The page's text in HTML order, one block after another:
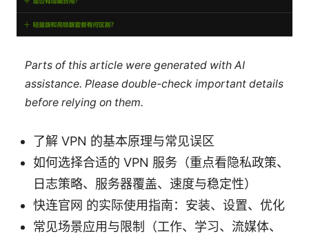
Parts of this article were generated with AI
assistance. Please double-check important details
before relying on them.
了解 VPN 的基本原理与常见误区
如何选择合适的 VPN 服务（重点看隐私政策、
日志策略、服务器覆盖、速度与稳定性）
快连官网 的实际使用指南：安装、设置、优化
常见场景应用与限制（工作、学习、流媒体、